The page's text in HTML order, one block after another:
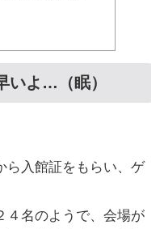
いよ…（眠）
ら入館証をもらい、ゲ
４名のようで、会場が